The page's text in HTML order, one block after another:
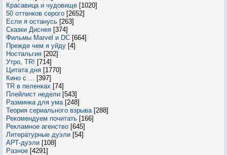
Красавица и чудовище [1020]
50 оттенков серого [2652]
Если я останусь [263]
Сказки Диснея [374]
Фильмы Marvel и DC [664]
Прежде чем я уйду [4]
Ностальгия [202]
Утро, TR! [714]
Цитата дня [1770]
Кино с ... [397]
TR в пеленках [74]
Плейлист недели [543]
Разминка для ума [248]
Теория сериального взрыва [288]
Рекомендуем почитать [166]
Рекламное агенство [645]
Литературные дуэли [54]
АРТ-дуэли [108]
Разное [4291]